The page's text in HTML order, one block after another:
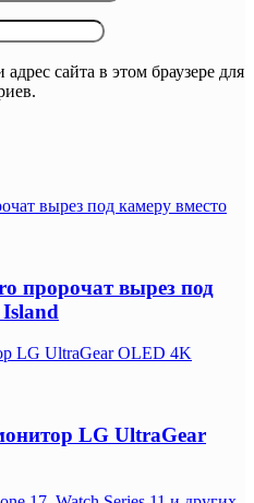
сайта в этом браузере для
вырез под камеру вместо
пророчат вырез под
LG UltraGear OLED 4K
LG UltraGear